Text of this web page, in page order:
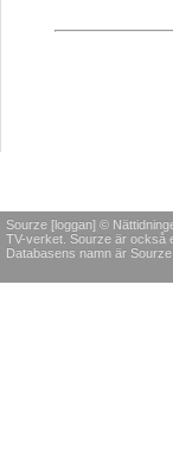
Sourze [loggan] ©
TV-verket. Sourze är också
Databasens namn är